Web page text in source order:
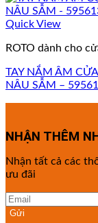
Quick View
ROTO dành cho
TAY NẮM ÂM
NÂU SẪM –
NHẬN THÊM
Nhận tất cả các
ưu đãi